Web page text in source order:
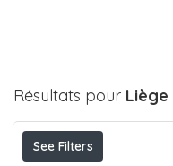
Résultats pour Liège
See Filters